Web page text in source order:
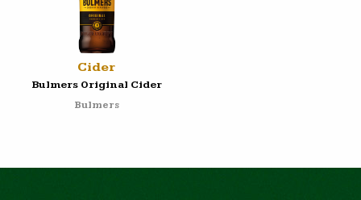
Cider
Bulmers Original Cider
Bulmers